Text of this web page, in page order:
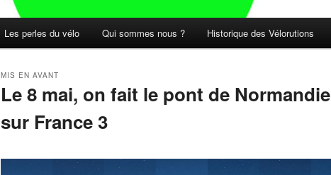
Les perles du vélo Qui sommes nous ? Historique des Vélorutions
Le 8 mai, on fait le pont de Normandie
sur France 3
MIS EN AVANT